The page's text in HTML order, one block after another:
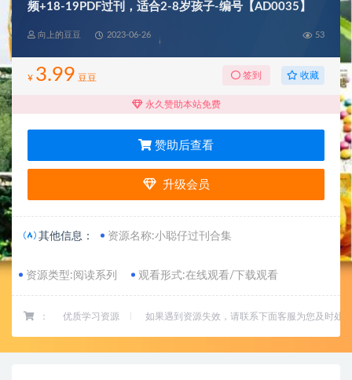
频+18-19PDF过刊，适合2-8岁孩子-编号【AD0035】
向上的豆豆 2023-06-26 53
¥ 3.99 豆豆 签到 收藏
永久赞助本站免费
赞助后查看
升级会员
其他信息： 资源名称:小聪仔过刊合集
资源类型:阅读系列 观看形式:在线观看/下载观看
： 优质学习资源 如果遇到资源失效，请联系下面客服为您及时处理